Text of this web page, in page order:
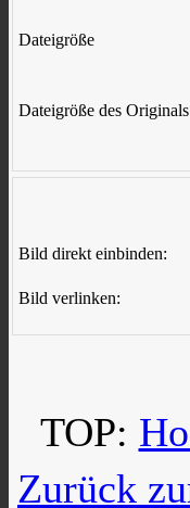
Dateigröße
Dateigröße des Originals
Bild direkt einbinden:
Bild verlinken:
TOP:
Zurück